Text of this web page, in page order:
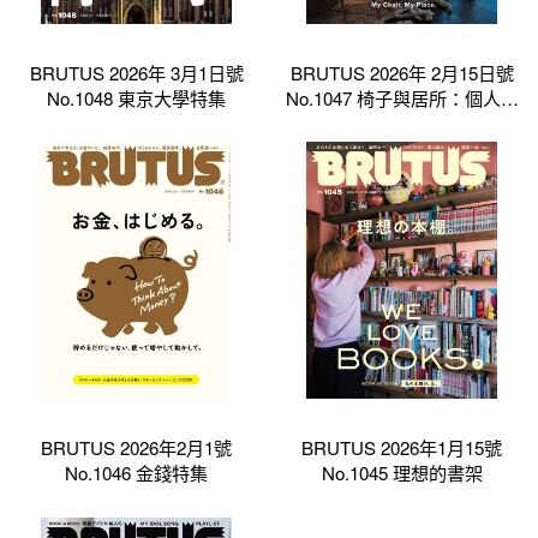
BRUTUS 2026年 3月1日號
No.1048 東京大學特集
BRUTUS 2026年 2月15日號
No.1047 椅子與居所：個人空
BRUTUS 2026年2月1號
No.1046 金錢特集
BRUTUS 2026年1月15號
No.1045 理想的書架